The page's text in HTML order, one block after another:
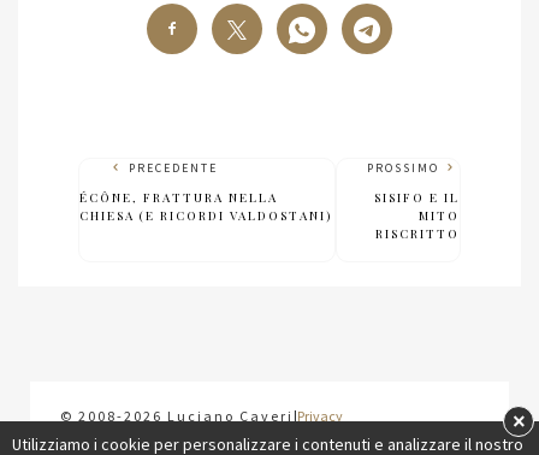
Utilizziamo i cookie per personalizzare i contenuti e analizzare il nostro
×
PRECEDENTE
ÉCÔNE, FRATTURA NELLA
CHIESA (E RICORDI VALDOSTANI)
PROSSIMO
SISIFO E IL
MITO
RISCRITTO
© 2008-2026 Luciano Caveri |Privacy